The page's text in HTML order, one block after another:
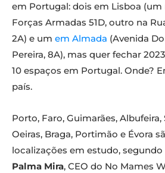
em Portugal: dois em Lisboa (um
Forças Armadas 51D, outro na
2A) e um em Almada (Avenida
Pereira, 8A), mas quer fechar
10 espaços em Portugal. Onde?
país.
Porto, Faro, Guimarães,
Oeiras, Braga, Portimão e Évora
localizações em estudo, segundo
Palma Mira, CEO do No Mames